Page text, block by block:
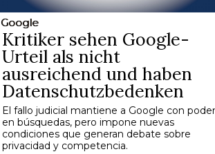
Google
Kritiker sehen Google-
Urteil als nicht
ausreichend und haben
Datenschutzbedenken
El fallo judicial mantiene a Google con poder
en búsquedas, pero impone nuevas
condiciones que generan debate sobre
privacidad y competencia.